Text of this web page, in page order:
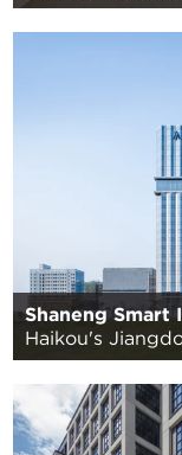
Shaneng
Haikou's